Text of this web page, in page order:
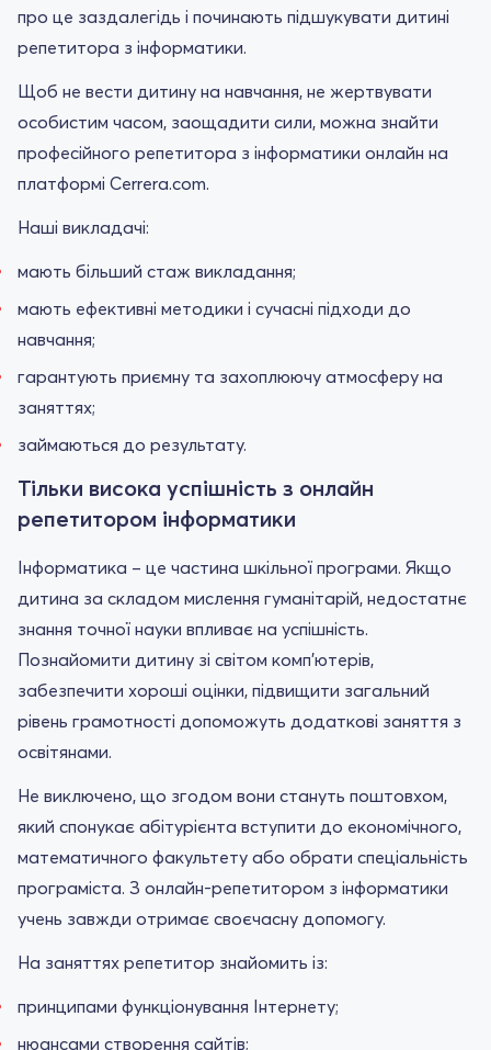
про це заздалегідь і починають підшукувати дитині
репетитора з інформатики.
Щоб не вести дитину на навчання, не жертвувати
особистим часом, заощадити сили, можна знайти
професійного репетитора з інформатики онлайн на
платформі Cerrera.com.
Наші викладачі:
мають більший стаж викладання;
мають ефективні методики і сучасні підходи до
навчання;
гарантують приємну та захоплюючу атмосферу на
заняттях;
займаються до результату.
Тільки висока успішність з онлайн
репетитором інформатики
Інформатика – це частина шкільної програми. Якщо
дитина за складом мислення гуманітарій, недостатнє
знання точної науки впливає на успішність.
Познайомити дитину зі світом комп'ютерів,
забезпечити хороші оцінки, підвищити загальний
рівень грамотності допоможуть додаткові заняття з
освітянами.
Не виключено, що згодом вони стануть поштовхом,
який спонукає абітурієнта вступити до економічного,
математичного факультету або обрати спеціальність
програміста. З онлайн-репетитором з інформатики
учень завжди отримає своєчасну допомогу.
На заняттях репетитор знайомить із:
принципами функціонування Інтернету;
нюансами створення сайтів;